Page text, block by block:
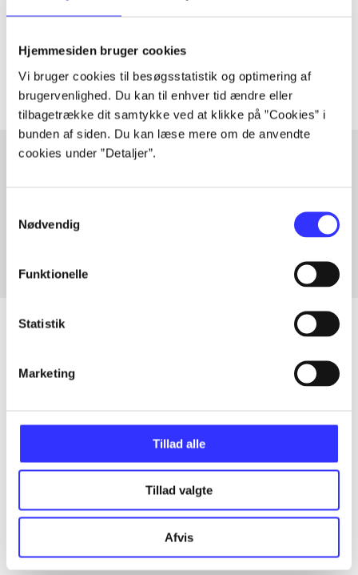
Hjemmesiden bruger cookies
Vi bruger cookies til besøgsstatistik og optimering af
brugervenlighed. Du kan til enhver tid ændre eller
tilbagetrække dit samtykke ved at klikke på ”Cookies” i
bunden af siden. Du kan læse mere om de anvendte
cookies under ”Detaljer”.
Nødvendig
Funktionelle
Statistik
Marketing
Tillad alle
Tillad valgte
Afvis
Artiklerne ihandler ofte om
Fra
Artikler